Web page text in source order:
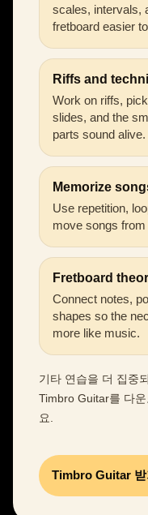
scales, intervals,
fretboard easier
Riffs and
Work on riffs,
slides, and the
parts sound alive.
Memorize
Use repetition,
move songs
Fretboard
Connect notes,
shapes so the
more like music.
기타 연습을 더 집중
Timbro Guitar를 다
요.
Timbro Guitar 받